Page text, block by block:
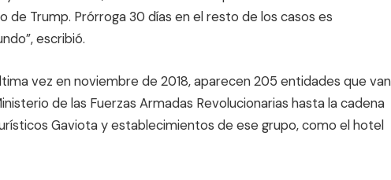
Trump. Prórroga 30 días en el resto de los casos es
escribió.
vez en noviembre de 2018, aparecen 205 entidades que van
de las Fuerzas Armadas Revolucionarias hasta la cadena
Gaviota y establecimientos de ese grupo, como el hotel